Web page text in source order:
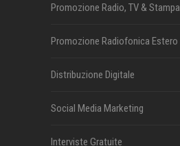
Promozione Radio, TV & Stampa
Promozione Radiofonica Estero
Distribuzione Digitale
Social Media Marketing
Interviste Gratuite